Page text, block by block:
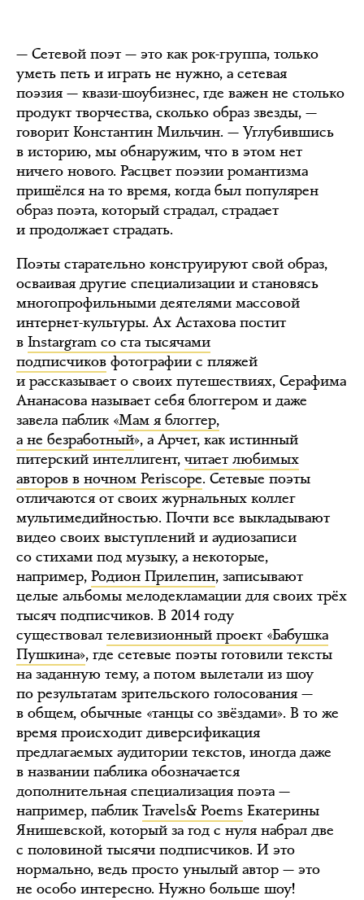
— Сетевой поэт — это как рок-группа, только
уметь петь и играть не нужно, а сетевая
поэзия — квази-шоубизнес, где важен не столько
продукт творчества, сколько образ звезды, —
говорит Константин Мильчин. — Углубившись
в историю, мы обнаружим, что в этом нет
ничего нового. Расцвет поэзии романтизма
пришёлся на то время, когда был популярен
образ поэта, который страдал, страдает
и продолжает страдать.
Поэты старательно конструируют свой образ,
осваивая другие специализации и становясь
многопрофильными деятелями массовой
интернет-культуры. Ах Астахова постит
в Instargram со ста тысячами
подписчиков фотографии с пляжей
и рассказывает о своих путешествиях, Серафима
Ананасова называет себя блоггером и даже
завела паблик «Мам я блоггер,
а не безработный», а Арчет, как истинный
питерский интеллигент, читает любимых
авторов в ночном Periscope. Сетевые поэты
отличаются от своих журнальных коллег
мультимедийностью. Почти все выкладывают
видео своих выступлений и аудиозаписи
со стихами под музыку, а некоторые,
например, Родион Прилепин, записывают
целые альбомы мелодекламации для своих трёх
тысяч подписчиков. В 2014 году
существовал телевизионный проект «Бабушка
Пушкина», где сетевые поэты готовили тексты
на заданную тему, а потом вылетали из шоу
по результатам зрительского голосования —
в общем, обычные «танцы со звёздами». В то же
время происходит диверсификация
предлагаемых аудитории текстов, иногда даже
в названии паблика обозначается
дополнительная специализация поэта —
например, паблик Travels& Poems Екатерины
Янишевской, который за год с нуля набрал две
с половиной тысячи подписчиков. И это
нормально, ведь просто унылый автор — это
не особо интересно. Нужно больше шоу!